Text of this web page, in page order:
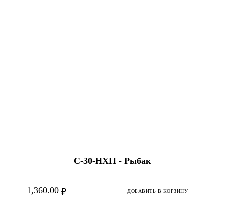
С-30-HХП - Рыбак
₽
1,360.00 ДОБАВИТЬ В КОРЗИНУ